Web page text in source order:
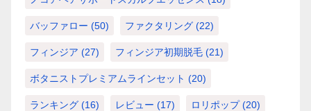
バッファロー (50) ファクタリング (22)
フィンジア (27) フィンジア初期脱毛 (21)
ボタニストプレミアムラインセット (20)
ランキング (16) レビュー (17) ロリポップ(20)